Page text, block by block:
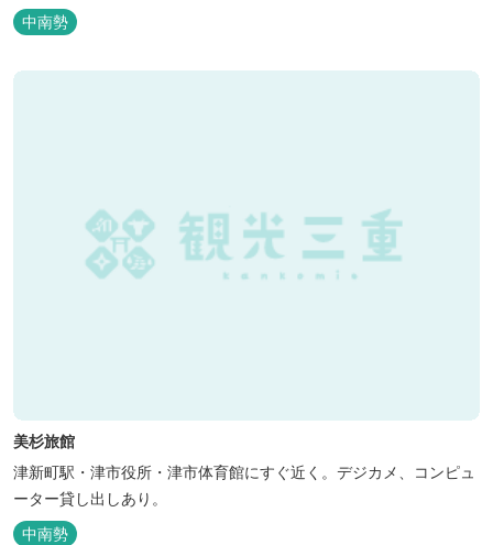
いただけます。
中南勢
美杉旅館
津新町駅・津市役所・津市体育館にすぐ近く。デジカメ、コンピュ
ーター貸し出しあり。
中南勢